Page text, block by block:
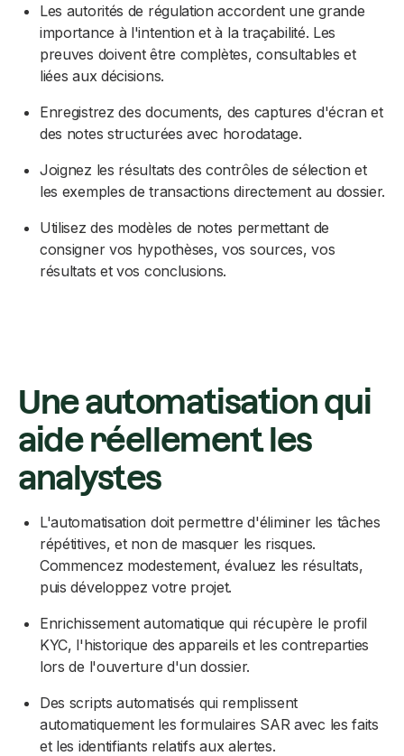
Les autorités de régulation accordent une grande
importance à l'intention et à la traçabilité. Les
preuves doivent être complètes, consultables et
liées aux décisions.
Enregistrez des documents, des captures d'écran et
des notes structurées avec horodatage.
Joignez les résultats des contrôles de sélection et
les exemples de transactions directement au dossier.
Utilisez des modèles de notes permettant de
consigner vos hypothèses, vos sources, vos
résultats et vos conclusions.
Une automatisation qui
aide réellement les
analystes
L'automatisation doit permettre d'éliminer les tâches
répétitives, et non de masquer les risques.
Commencez modestement, évaluez les résultats,
puis développez votre projet.
Enrichissement automatique qui récupère le profil
KYC, l'historique des appareils et les contreparties
lors de l'ouverture d'un dossier.
Des scripts automatisés qui remplissent
automatiquement les formulaires SAR avec les faits
et les identifiants relatifs aux alertes.